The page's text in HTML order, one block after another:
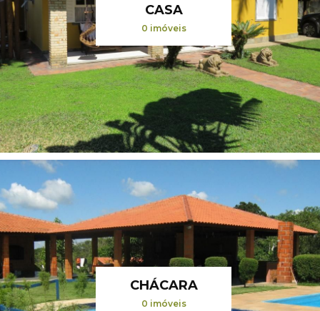
CASA
0 imóveis
CHÁCARA
0 imóveis